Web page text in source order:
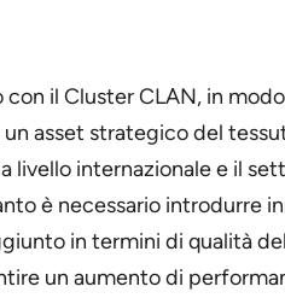
il Cluster CLAN, in
asset strategico del
internazionale e il
è necessario
in termini di qualità
un aumento di